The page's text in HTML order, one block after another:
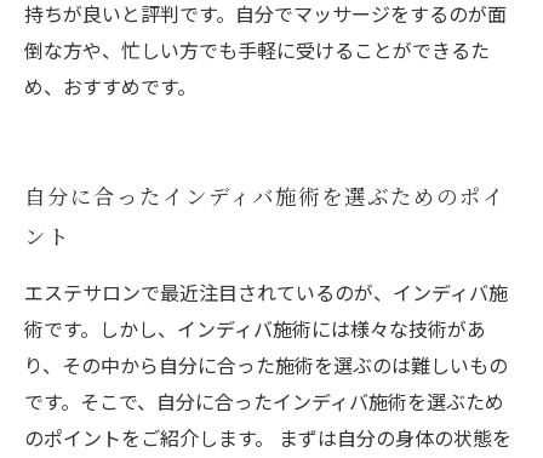
持ちが良いと評判です。自分でマッサージをするのが面
倒な方や、忙しい方でも手軽に受けることができるた
め、おすすめです。
自分に合ったインディバ施術を選ぶためのポイ
ント
エステサロンで最近注目されているのが、インディバ施
術です。しかし、インディバ施術には様々な技術があ
り、その中から自分に合った施術を選ぶのは難しいもの
です。そこで、自分に合ったインディバ施術を選ぶため
のポイントをご紹介します。 まずは自分の身体の状態を